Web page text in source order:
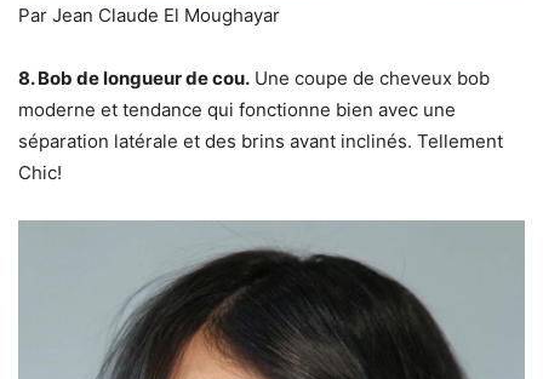
Par Jean Claude El Moughayar
8. Bob de longueur de cou. Une coupe de cheveux bob
moderne et tendance qui fonctionne bien avec une
séparation latérale et des brins avant inclinés. Tellement
Chic!